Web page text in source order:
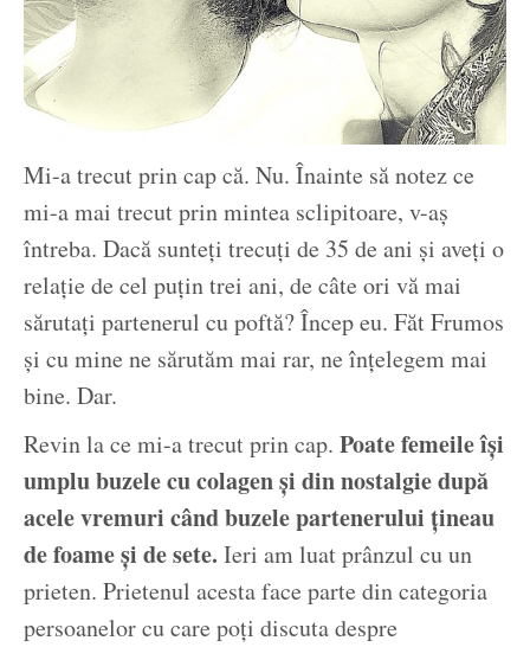
Mi-a trecut prin cap că. Nu. Înainte să notez ce
mi-a mai trecut prin mintea sclipitoare, v-aș
întreba. Dacă sunteți trecuți de 35 de ani și aveți o
relație de cel puțin trei ani, de câte ori vă mai
sărutați partenerul cu poftă? Încep eu. Făt Frumos
și cu mine ne sărutăm mai rar, ne înțelegem mai
bine. Dar.
Revin la ce mi-a trecut prin cap. Poate femeile își
umplu buzele cu colagen și din nostalgie după
acele vremuri când buzele partenerului țineau
de foame și de sete. Ieri am luat prânzul cu un
prieten. Prietenul acesta face parte din categoria
persoanelor cu care poți discuta despre